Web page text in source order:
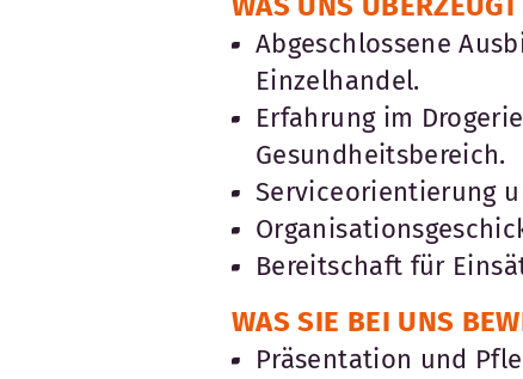
Abgeschlossene
Einzelhandel.
Erfahrung im
Gesundheitsbereich.
Serviceorientierung
Bereitschaft für
WAS SIE BEI UNS
Präsentation und